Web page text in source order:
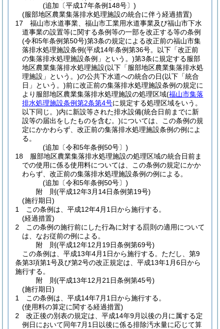
(追加〔平成17年条例148号〕)
(服部地区農業集落排水処理施設の統合に伴う経過措置)
17
福山市水道事業、福山市工業用水道事業及び福山市下水
道事業の設置等に関する条例等の一部を改正する等の条例
(令和5年条例第50号)第3条の規定による改正前の福山市集
落排水処理施設条例(平成14年条例第36号。以下「改正前
の集落排水処理施設条例」という。)第3条に規定する服部
地区農業集落排水処理施設(以下「服部地区農業集落排水処
理施設」という。)の公共下水道への統合の日(以下「統合
日」という。)前に改正前の集落排水処理施設条例の規定に
より服部地区農業集落排水処理施設の処理区域(福山市集落
排水処理施設条例第2条第4号に規定する処理区域をいう。
以下同じ。)内に新設等された排水設備(統合日前までに新
設等の届出をしたものを含む。)については、この条例の規
定にかかわらず、改正前の集落排水処理施設条例の例によ
る。
(追加〔令和5年条例50号〕)
18
服部地区農業集落排水処理施設の処理区域の統合日前ま
での使用に係る使用料については、この条例の規定にかか
わらず、改正前の集落排水処理施設条例の例による。
(追加〔令和5年条例50号〕)
附 則(平成12年3月14日条例第19号)
(施行期日)
1
この条例は、平成12年4月1日から施行する。
(経過措置)
2
この条例の施行前にした行為に対する罰則の適用について
は、なお従前の例による。
附 則(平成12年12月19日条例第69号)
この条例は、平成13年4月1日から施行する。 ただし、第9
条第3項第1号及び第2号の改正規定は、平成13年1月6日から
施行する。
附 則(平成13年12月21日条例第45号)
(施行期日)
1
この条例は、平成14年7月1日から施行する。
(使用料の算定に関する経過措置)
2
改正後の別表の規定は、平成14年9月以後の月に属する定
例日において同年7月1日以後に係る排除汚水量に応じて算